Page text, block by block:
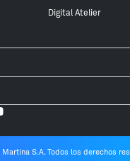
Digital Atelier
S.A. Todos los derechos